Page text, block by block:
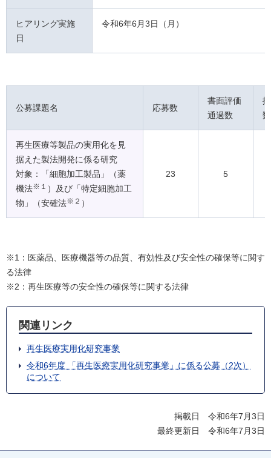
ヒアリング実施
日
令和6年6月3日（月）
公募課題名 応募数
書面評価
通過数
数
再生医療等製品の実用化を見
据えた製法開発に係る研究
対象：「細胞加工製品」（薬
機法※１ ）及び「特定細胞加工
物」（安確法※２ ）
23 5
※1：医薬品、医療機器等の品質、有効性及び安全性の確保等に関す
る法律
※2：再生医療等の安全性の確保等に関する法律
関連リンク
再生医療実用化研究事業
令和6年度 「再生医療実用化研究事業」に係る公募（2次）
について
掲載日 令和6年7月3日
最終更新日 令和6年7月3日